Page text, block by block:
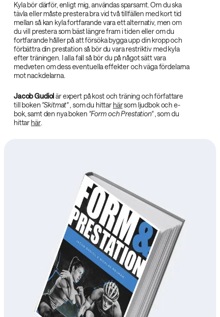
Kyla bör därför, enligt mig, användas sparsamt. Om du ska
tävla eller måste prestera bra vid två tillfällen med kort tid
mellan så kan kyla fortfarande vara ett alternativ, men om
du vill prestera som bäst längre fram i tiden eller om du
fortfarande håller på att försöka bygga upp din kropp och
förbättra din prestation så bör du vara restriktiv med kyla
efter träningen. I alla fall så bör du på något sätt vara
medveten om dess eventuella effekter och väga fördelarna
mot nackdelarna.
Jacob Gudiol‌är expert på kost och träning och författare
till boken"Skitmat"‌, som du hittar härsom ljudbok och e-
bok, samt den nya boken "Form och Prestation"‌, som du
hittar här.